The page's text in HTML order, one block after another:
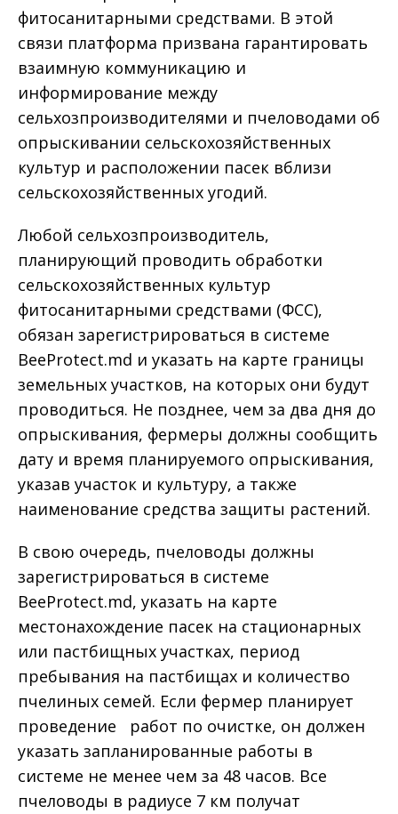
фитосанитарными средствами. В этой
связи платформа призвана гарантировать
взаимную коммуникацию и
информирование между
сельхозпроизводителями и пчеловодами об
опрыскивании сельскохозяйственных
культур и расположении пасек вблизи
сельскохозяйственных угодий.
Любой сельхозпроизводитель,
планирующий проводить обработки
сельскохозяйственных культур
фитосанитарными средствами (ФСС),
обязан зарегистрироваться в системе
BeeProtect.md и указать на карте границы
земельных участков, на которых они будут
проводиться. Не позднее, чем за два дня до
опрыскивания, фермеры должны сообщить
дату и время планируемого опрыскивания,
указав участок и культуру, а также
наименование средства защиты растений.
В свою очередь, пчеловоды должны
зарегистрироваться в системе
BeeProtect.md, указать на карте
местонахождение пасек на стационарных
или пастбищных участках, период
пребывания на пастбищах и количество
пчелиных семей. Если фермер планирует
проведение работ по очистке, он должен
указать запланированные работы в
системе не менее чем за 48 часов. Все
пчеловоды в радиусе 7 км получат